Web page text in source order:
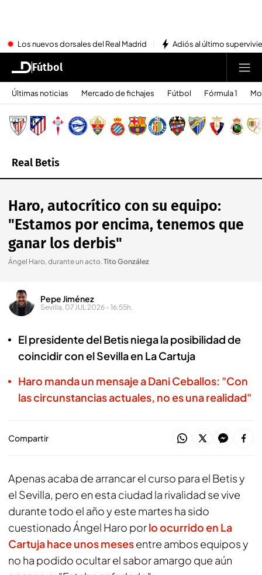
Los nuevos dorsales del Real Madrid Adiós al último
Fútbol
Últimas noticias Mercado de fichajes Fútbol Fórmula 1
Real Betis
Haro, autocrítico con su equipo:
"Estamos por encima, tenemos que
ganar los derbis"
Ángel Haro, durante un acto.Tito González
Pepe Jiménez
Sevilla, 07 JUL 2026 - 16:55h.
El presidente del Betis niega la posibilidad de
coincidir con el Sevilla en La Cartuja
Haro manda un mensaje a Dani Ceballos: "Con
las circunstancias actuales, no es una realidad"
Compartir
Apenas acaba de arrancar el curso para el Betis y
el Sevilla, pero en esta ciudad la rivalidad se vive
durante todo el año y este martes ha sido
cuestionado Ángel Haro porlo ocurrido en La
Cartuja hace unos mesesentre ambos equipos y
no ha podido ocultar el sabor amargo que aún